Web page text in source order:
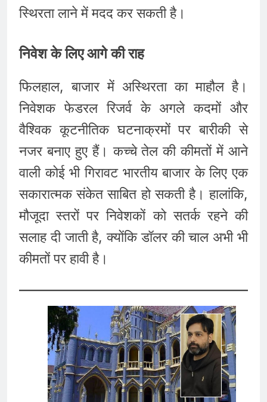
स्थिरता लाने में मदद कर सकती है।
निवेश के लिए आगे की राह
फिलहाल, बाजार में अस्थिरता का माहौल है।
निवेशक फेडरल रिजर्व के अगले कदमों और
वैश्विक कूटनीतिक घटनाक्रमों पर बारीकी से
नजर बनाए हुए हैं। कच्चे तेल की कीमतों में आने
वाली कोई भी गिरावट भारतीय बाजार के लिए एक
सकारात्मक संकेत साबित हो सकती है। हालांकि,
मौजूदा स्तरों पर निवेशकों को सतर्क रहने की
सलाह दी जाती है, क्योंकि डॉलर की चाल अभी भी
कीमतों पर हावी है।